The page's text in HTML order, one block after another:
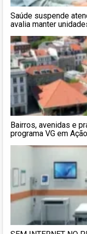
Saúde suspende
avalia manter
Bairros, avenidas e
programa VG em